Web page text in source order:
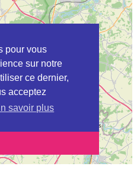
pour vous
sur notre
ce dernier,
acceptez
savoir plus